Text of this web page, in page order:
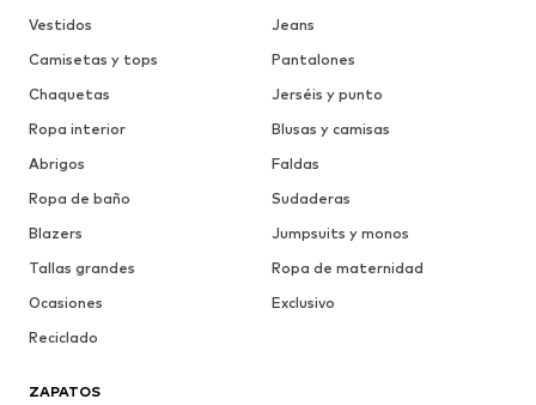
Vestidos
Jeans
Camisetas y tops
Pantalones
Chaquetas
Jerséis y punto
Ropa interior
Blusas y camisas
Abrigos
Faldas
Ropa de baño
Sudaderas
Blazers
Jumpsuits y monos
Tallas grandes
Ropa de maternidad
Ocasiones
Exclusivo
Reciclado
ZAPATOS